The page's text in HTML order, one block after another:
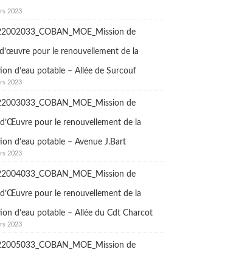
2023
de
pour le renouvellement de la
d’eau potable – Allée de Surcouf
2023
de
pour le renouvellement de la
d’eau potable – Avenue J.Bart
2023
de
pour le renouvellement de la
d’eau potable – Allée du Cdt Charcot
2023
de